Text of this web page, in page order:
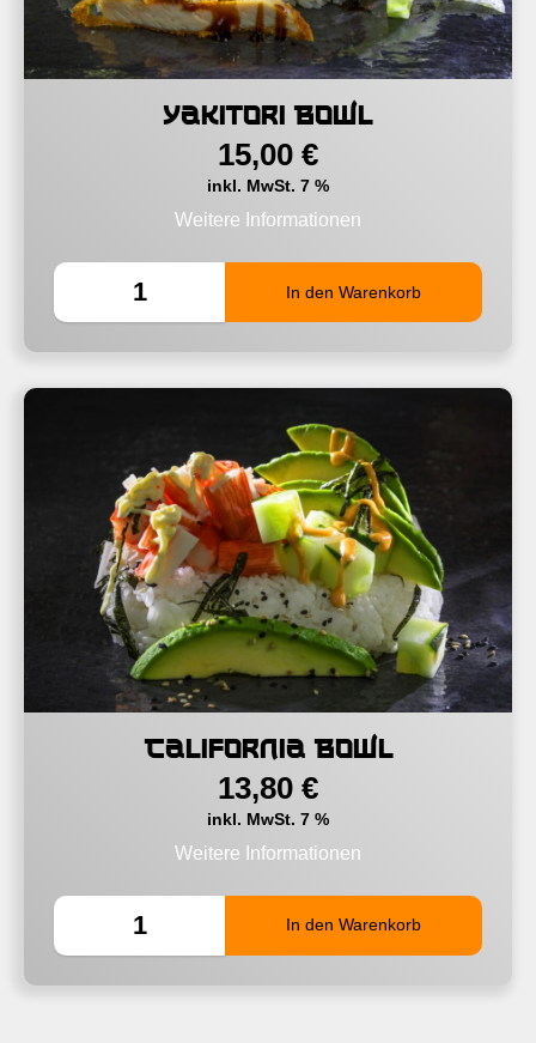
Yakitori Bowl
15,00 €
inkl. MwSt. 7 %
Weitere Informationen
California Bowl
13,80 €
inkl. MwSt. 7 %
Weitere Informationen